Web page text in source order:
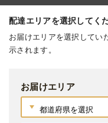
配達エリアを選択してく
お届けエリアを選択してい
示されます。
お届けエリア